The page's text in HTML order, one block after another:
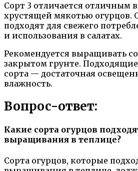
Сорт 3 отличается отличным
хрустящей мякотью огурцов.
подходят для свежего
и использования в салатах.
Рекомендуется выращивать
закрытом грунте. Подходящие
сорта — достаточная
влажность.
Вопрос-ответ:
Какие сорта огурцов
выращивания в теплице?
Сорта огурцов, которые